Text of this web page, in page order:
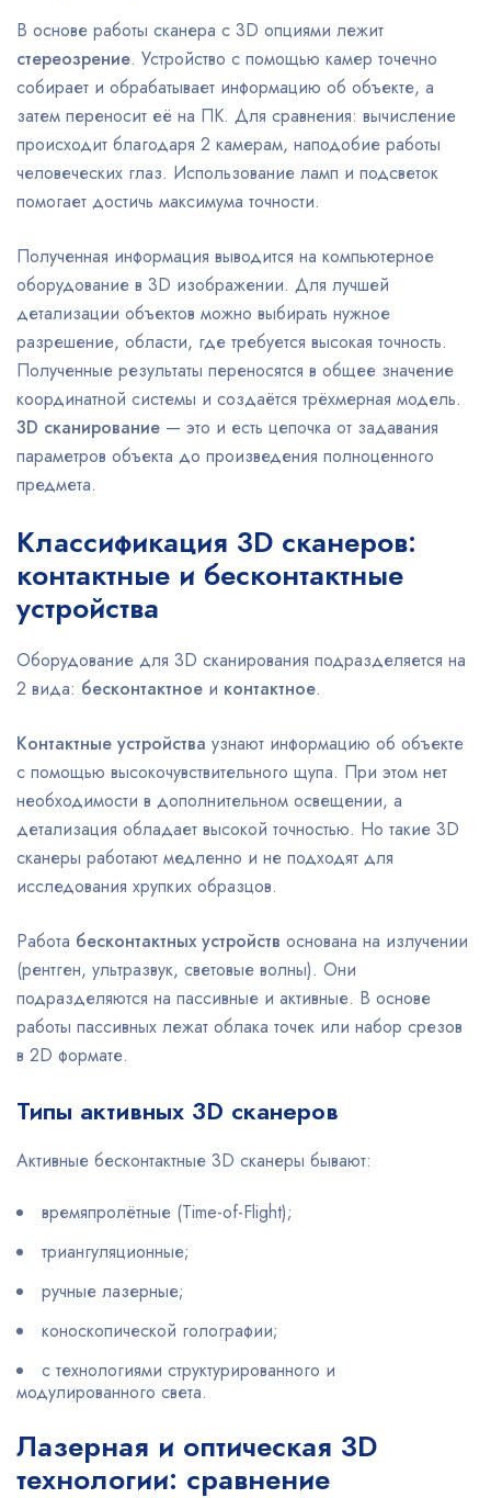
В основе работы сканера с 3D опциями лежит
стереозрение. Устройство с помощью камер точечно
собирает и обрабатывает информацию об объекте, а
затем переносит её на ПК. Для сравнения: вычисление
происходит благодаря 2 камерам, наподобие работы
человеческих глаз. Использование ламп и подсветок
помогает достичь максимума точности.
Полученная информация выводится на компьютерное
оборудование в 3D изображении. Для лучшей
детализации объектов можно выбирать нужное
разрешение, области, где требуется высокая точность.
Полученные результаты переносятся в общее значение
координатной системы и создаётся трёхмерная модель.
3D сканирование — это и есть цепочка от задавания
параметров объекта до произведения полноценного
предмета.
Классификация 3D сканеров:
контактные и бесконтактные
устройства
Оборудование для 3D сканирования подразделяется на
2 вида: бесконтактное и контактное.
Контактные устройства узнают информацию об объекте
с помощью высокочувствительного щупа. При этом нет
необходимости в дополнительном освещении, а
детализация обладает высокой точностью. Но такие 3D
сканеры работают медленно и не подходят для
исследования хрупких образцов.
Работа бесконтактных устройств основана на излучении
(рентген, ультразвук, световые волны). Они
подразделяются на пассивные и активные. В основе
работы пассивных лежат облака точек или набор срезов
в 2D формате.
Типы активных 3D сканеров
Активные бесконтактные 3D сканеры бывают:
времяпролётные (Time-of-Flight);
триангуляционные;
ручные лазерные;
коноскопической голографии;
с технологиями структурированного и
модулированного света.
Лазерная и оптическая 3D
технологии: сравнение